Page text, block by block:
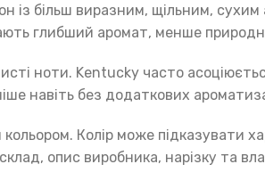
більш виразним, щільним,
глибший аромат, менше
ноти. Kentucky часто
навіть без додаткових
Колір може підказувати
опис виробника, нарізку та